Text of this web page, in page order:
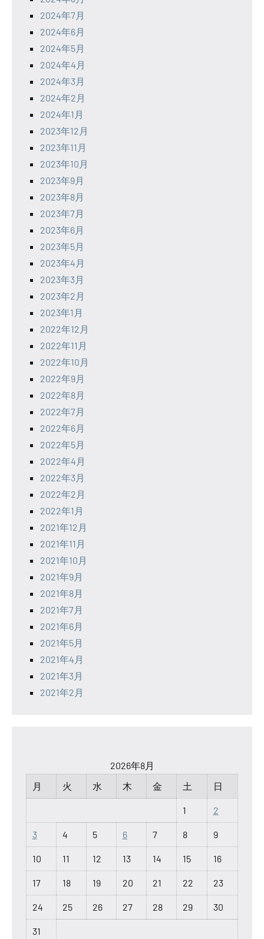
2024年7月
2024年6月
2024年5月
2024年4月
2024年3月
2024年2月
2024年1月
2023年12月
2023年11月
2023年10月
2023年9月
2023年8月
2023年7月
2023年6月
2023年5月
2023年4月
2023年3月
2023年2月
2023年1月
2022年12月
2022年11月
2022年10月
2022年9月
2022年8月
2022年7月
2022年6月
2022年5月
2022年4月
2022年3月
2022年2月
2022年1月
2021年12月
2021年11月
2021年10月
2021年9月
2021年8月
2021年7月
2021年6月
2021年5月
2021年4月
2021年3月
2021年2月
2026年8月
月
火 水 木 金 土 日
1 2
3 4 5 6 7 8 9
10 11 12 13 14 15 16
17 18 19 20 21 22 23
24 25 26 27 28 29 30
31